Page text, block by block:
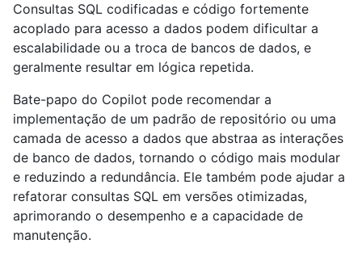
Consultas SQL codificadas e código fortemente
acoplado para acesso a dados podem dificultar a
escalabilidade ou a troca de bancos de dados, e
geralmente resultar em lógica repetida.
Bate-papo do Copilot pode recomendar a
implementação de um padrão de repositório ou uma
camada de acesso a dados que abstraa as interações
de banco de dados, tornando o código mais modular
e reduzindo a redundância. Ele também pode ajudar a
refatorar consultas SQL em versões otimizadas,
aprimorando o desempenho e a capacidade de
manutenção.